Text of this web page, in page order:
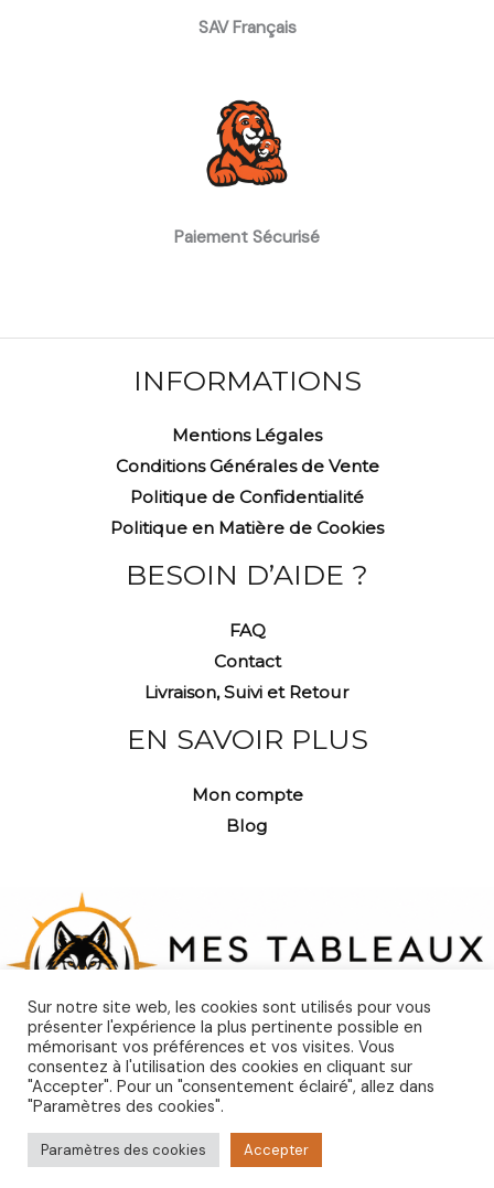
SAV Français
Paiement Sécurisé
INFORMATIONS
Mentions Légales
Conditions Générales de Vente
Politique de Confidentialité
Politique en Matière de Cookies
BESOIN D’AIDE ?
FAQ
Contact
Livraison, Suivi et Retour
EN SAVOIR PLUS
Mon compte
Blog
Copyright © 2026 Mes Tableaux Animaux
Sur notre site web, les cookies sont utilisés pour vous
présenter l'expérience la plus pertinente possible en
mémorisant vos préférences et vos visites. Vous
consentez à l'utilisation des cookies en cliquant sur
"Accepter". Pour un "consentement éclairé", allez dans
"Paramètres des cookies".
Paramètres des cookies Accepter